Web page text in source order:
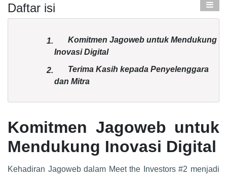
Daftar isi
1.
Komitmen Jagoweb untuk Mendukung
Inovasi Digital
2.
Terima Kasih kepada Penyelenggara
dan Mitra
Komitmen Jagoweb untuk
Mendukung Inovasi Digital
Kehadiran Jagoweb dalam Meet the Investors #2 menjadi